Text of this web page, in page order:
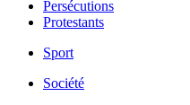
Persécutions
Protestants
Sport
Société